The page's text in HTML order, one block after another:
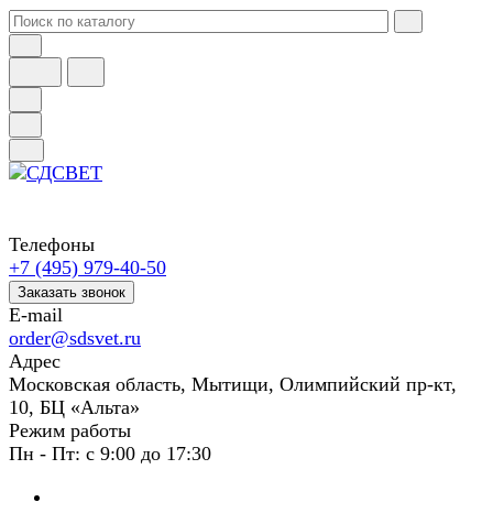
Телефоны
+7 (495) 979-40-50
Заказать звонок
E-mail
order@sdsvet.ru
Адрес
Московская область, Мытищи, Олимпийский пр-кт,
10, БЦ «Альта»
Режим работы
Пн - Пт: с 9:00 до 17:30